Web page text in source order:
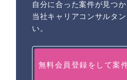
自分に合った案件が見つか
当社キャリアコンサルタ
い。
無料会員登録をして案